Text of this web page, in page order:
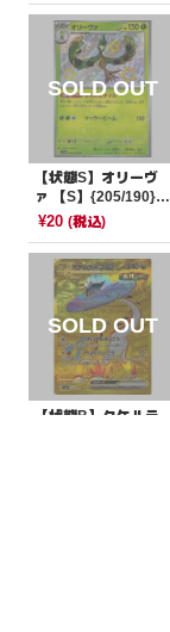
【状態S】オリーヴ
ァ 【S】{205/190}[S
V4a]
¥20 (税込)
【状態B】タケルラ